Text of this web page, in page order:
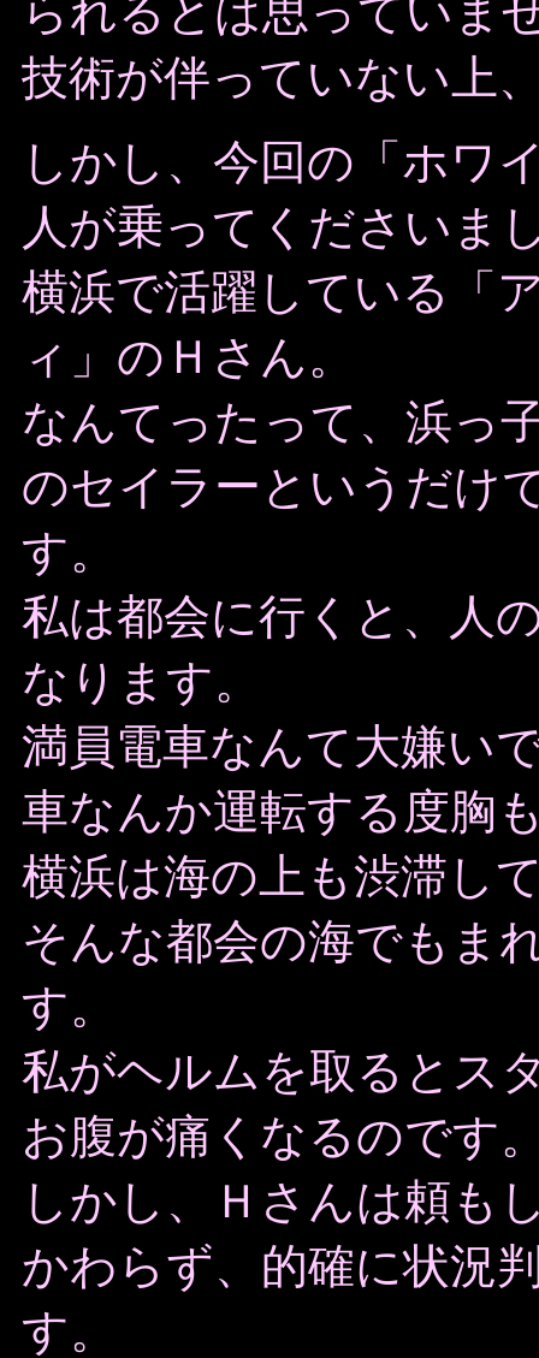
られるとは思っていま
技術が伴っていない上
しかし、今回の「ホワ
人が乗ってくださいま
横浜で活躍している「
ィ」のＨさん。
なんてったって、浜っ
のセイラーというだけ
す。
私は都会に行くと、人
なります。
満員電車なんて大嫌い
車なんか運転する度胸
横浜は海の上も渋滞し
そんな都会の海でもま
す。
私がヘルムを取るとス
お腹が痛くなるのです
しかし、Ｈさんは頼も
かわらず、的確に状況
す。